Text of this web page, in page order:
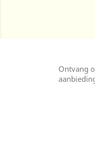
Ontvang